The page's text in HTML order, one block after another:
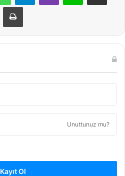
Yazdır
Unuttunuz mu?
Kayıt Ol